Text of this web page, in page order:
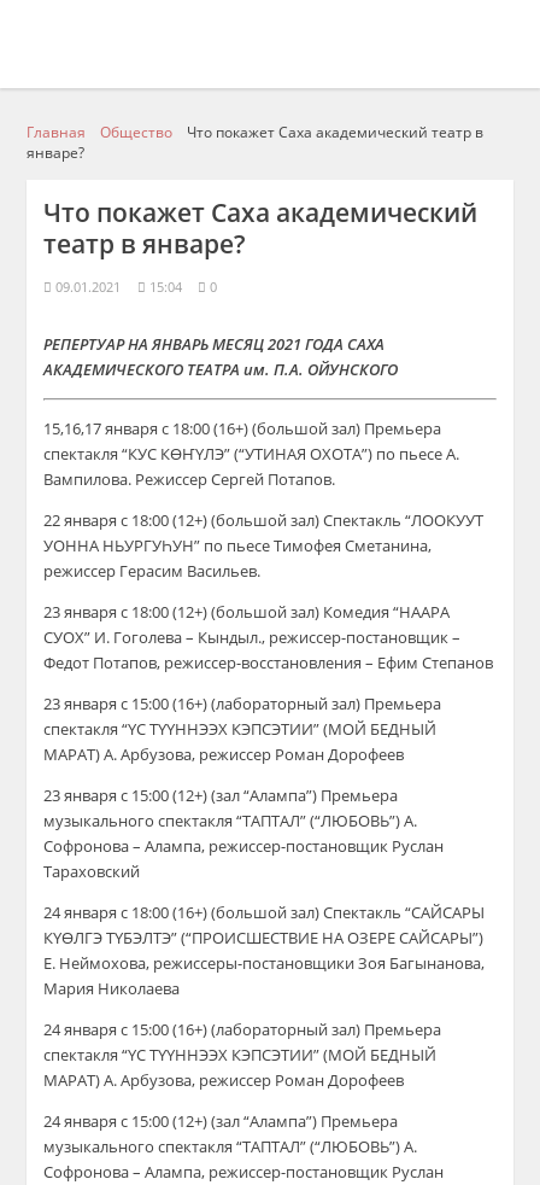
Главная Общество
Что покажет Саха академический театр в
январе?
Что покажет Саха академический
театр в январе?
09.01.2021 15:04 0
РЕПЕРТУАР НА ЯНВАРЬ МЕСЯЦ 2021 ГОДА САХА
АКАДЕМИЧЕСКОГО ТЕАТРА им. П.А. ОЙУНСКОГО
15,16,17 января с 18:00 (16+) (большой зал) Премьера
спектакля “КУС КӨҤҮЛЭ” (“УТИНАЯ ОХОТА”) по пьесе А.
Вампилова. Режиссер Сергей Потапов.
22 января с 18:00 (12+) (большой зал) Спектакль “ЛООКУУТ
УОННА НЬУРГУҺУН” по пьесе Тимофея Сметанина,
режиссер Герасим Васильев.
23 января с 18:00 (12+) (большой зал) Комедия “НААРА
СУОХ” И. Гоголева – Кындыл., режиссер-постановщик –
Федот Потапов, режиссер-восстановления – Ефим Степанов
23 января с 15:00 (16+) (лабораторный зал) Премьера
спектакля “ҮС ТҮҮННЭЭХ КЭПСЭТИИ” (МОЙ БЕДНЫЙ
МАРАТ) А. Арбузова, режиссер Роман Дорофеев
23 января с 15:00 (12+) (зал “Алампа”) Премьера
музыкального спектакля “ТАПТАЛ” (“ЛЮБОВЬ”) А.
Софронова – Алампа, режиссер-постановщик Руслан
Тараховский
24 января с 18:00 (16+) (большой зал) Спектакль “САЙСАРЫ
КҮӨЛГЭ ТҮБЭЛТЭ” (“ПРОИСШЕСТВИЕ НА ОЗЕРЕ САЙСАРЫ”)
Е. Неймохова, режиссеры-постановщики Зоя Багынанова,
Мария Николаева
24 января с 15:00 (16+) (лабораторный зал) Премьера
спектакля “ҮС ТҮҮННЭЭХ КЭПСЭТИИ” (МОЙ БЕДНЫЙ
МАРАТ) А. Арбузова, режиссер Роман Дорофеев
24 января с 15:00 (12+) (зал “Алампа”) Премьера
музыкального спектакля “ТАПТАЛ” (“ЛЮБОВЬ”) А.
Софронова – Алампа, режиссер-постановщик Руслан